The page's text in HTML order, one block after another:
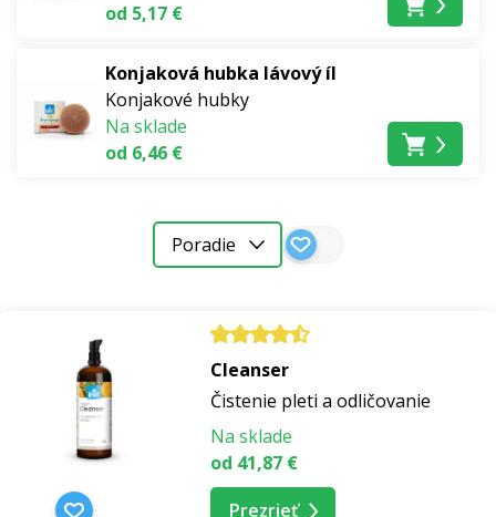
od 5,17 €
Konjaková hubka lávový íl
Konjakové hubky
Na sklade
od 6,46 €
Poradie
Cleanser
Čistenie pleti a odličovanie
Na sklade
od 41,87 €
Prezrieť